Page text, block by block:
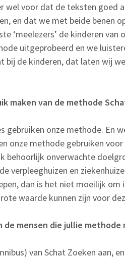
wel voor dat de teksten goed
en dat we met beide benen
‘meelezers’ de kinderen van
uitgeprobeerd en we
bij de kinderen, dat laten wij
maken van de methode
gebruiken onze methode. En
onze methode gebruiken
behoorlijk onverwachte
verpleeghuizen en
dan is het niet moeilijk om
waarde kunnen zijn voor
mensen die jullie methode
van Schat Zoeken aan,